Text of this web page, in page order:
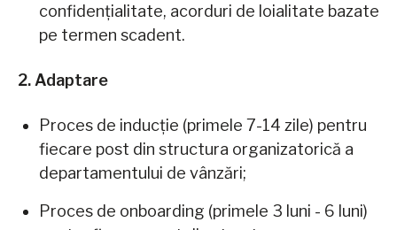
confidențialitate, acorduri de loialitate bazate
pe termen scadent.
2. Adaptare
Proces de inducție (primele 7-14 zile) pentru
fiecare post din structura organizatorică a
departamentului de vânzări;
Proces de onboarding (primele 3 luni - 6 luni)